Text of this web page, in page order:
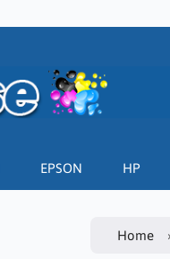
EPSON HP
Home